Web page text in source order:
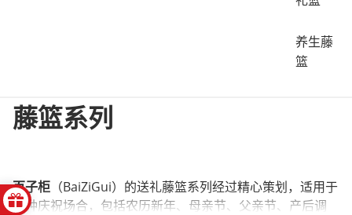
养生藤
篮
藤篮系列
百子柜 （BaiZiGui）的送礼藤篮系列经过精心策划，适用于
各种庆祝场合，包括农历新年、母亲节、父亲节、产后调